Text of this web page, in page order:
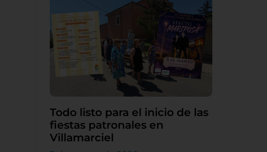
Todo listo para el inicio de las
fiestas patronales en
Villamarciel